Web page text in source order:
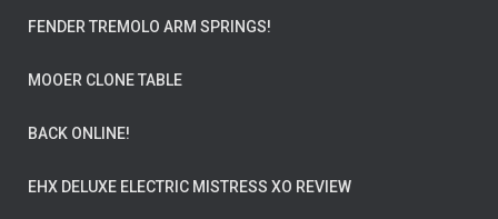
FENDER TREMOLO ARM SPRINGS!
MOOER CLONE TABLE
BACK ONLINE!
EHX DELUXE ELECTRIC MISTRESS XO REVIEW